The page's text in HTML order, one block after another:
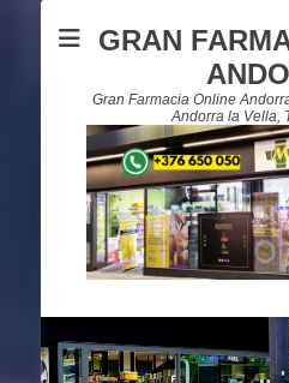
GRAN
Gran Farmacia Online
Andorra la Vella,